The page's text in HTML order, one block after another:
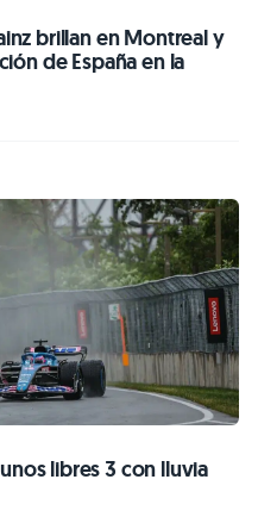
brillan en Montreal y
de España en la
libres 3 con lluvia